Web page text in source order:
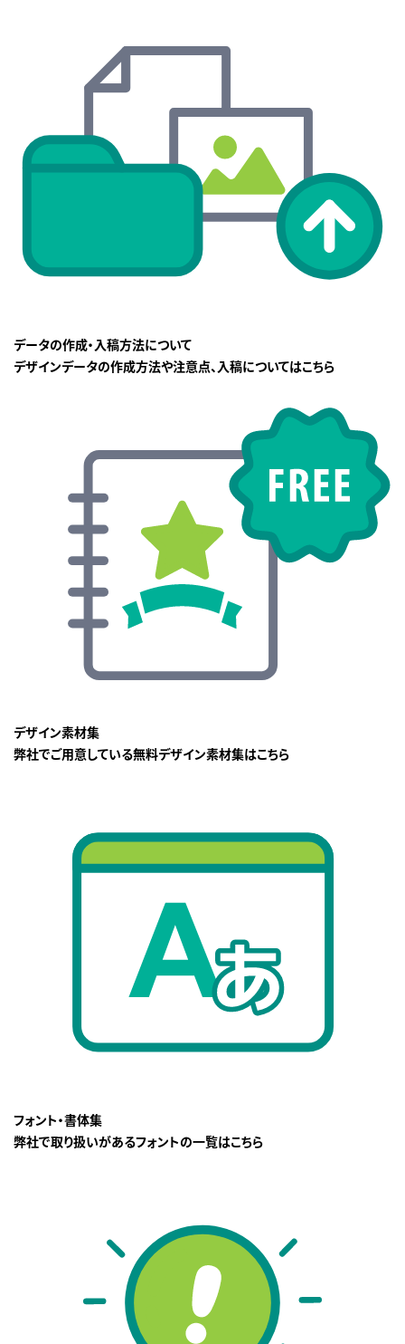
データの作成・入稿方法について
デザインデータの作成方法や注意点、入稿についてはこちら
デザイン素材集
弊社でご用意している無料デザイン素材集はこちら
フォント・書体集
弊社で取り扱いがあるフォントの一覧はこちら